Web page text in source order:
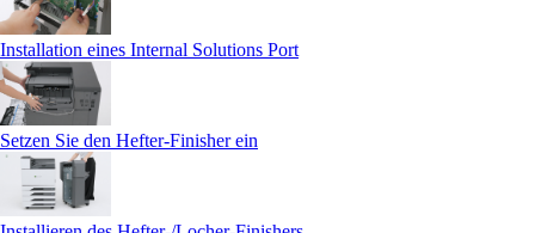
Installation eines Internal Solutions Port
Setzen Sie den Hefter-Finisher ein